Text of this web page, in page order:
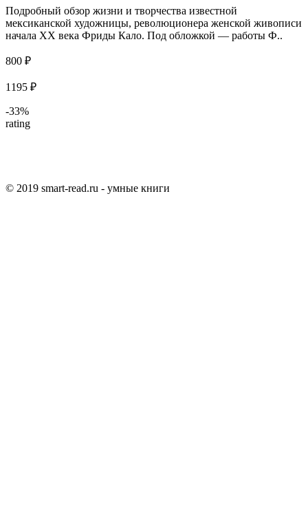
Подробный обзор жизни и творчества известной
мексиканской художницы, революционера женской живописи
начала XX века Фриды Кало. Под обложкой — работы Ф..
800 ₽
1195 ₽
-33%
rating
© 2019 smart-read.ru - умные книги